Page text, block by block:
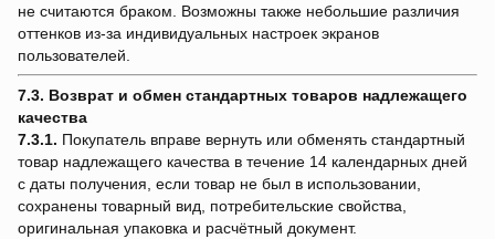
не считаются браком. Возможны также небольшие различия
оттенков из-за индивидуальных настроек экранов
пользователей.
7.3. Возврат и обмен стандартных товаров надлежащего
качества
7.3.1. Покупатель вправе вернуть или обменять стандартный
товар надлежащего качества в течение 14 календарных дней
с даты получения, если товар не был в использовании,
сохранены товарный вид, потребительские свойства,
оригинальная упаковка и расчётный документ.